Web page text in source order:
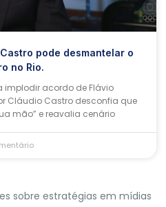
pode desmantelar o
no Rio.
implodir acordo de Flávio
Cláudio Castro desconfia que
mão” e reavalia cenário
sobre estratégias em mídias